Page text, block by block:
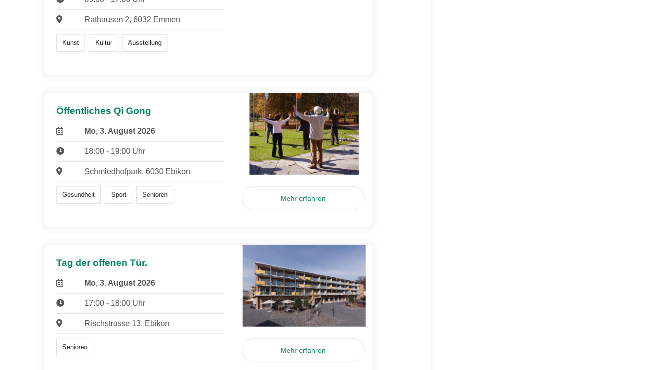
Rathausen 2, 6032 Emmen
Kunst Kultur Ausstellung
Öffentliches Qi Gong
Mo, 3. August 2026
18:00 - 19:00 Uhr
Schmiedhofpark, 6030 Ebikon
Gesundheit Sport Senioren Mehr erfahren
Tag der offenen Tür.
Mo, 3. August 2026
17:00 - 18:00 Uhr
Rischstrasse 13, Ebikon
Senioren Mehr erfahren